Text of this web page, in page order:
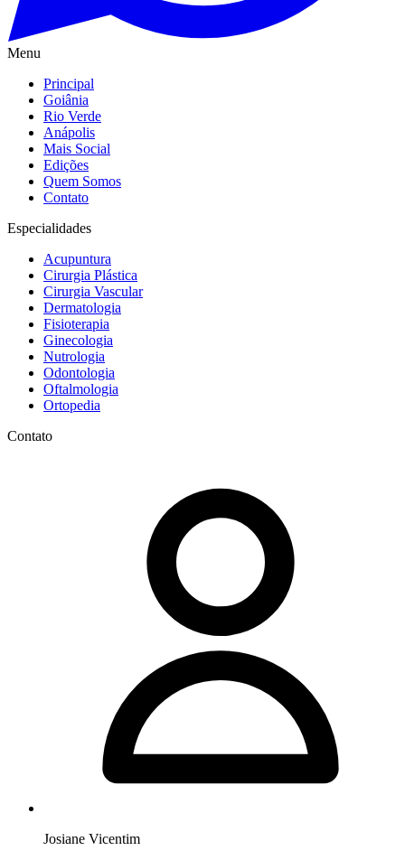
Menu
Principal
Goiânia
Rio Verde
Anápolis
Mais Social
Edições
Quem Somos
Contato
Especialidades
Acupuntura
Cirurgia Plástica
Cirurgia Vascular
Dermatologia
Fisioterapia
Ginecologia
Nutrologia
Odontologia
Oftalmologia
Ortopedia
Contato
Josiane Vicentim